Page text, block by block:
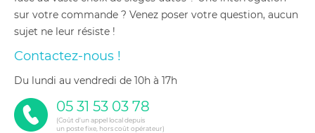
sur votre commande ? Venez poser votre question, aucun
sujet ne leur résiste !
Contactez-nous !
du lundi au vendredi de 10h à 17h
05 31 53 03 78
(Coût d'un appel local depuis
un poste fixe, hors coût opérateur)